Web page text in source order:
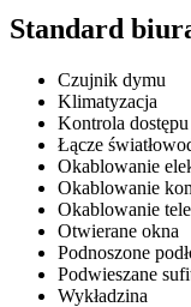
Standard
Czujnik dymu
Klimatyzacja
Kontrola dostępu
Łącze
Okablowanie
Okablowanie
Okablowanie
Otwierane okna
Podnoszone
Podwieszane
Wykładzina